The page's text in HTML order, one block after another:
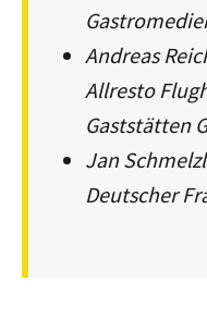
Andreas
Allresto
Gaststätten
Jan
Deutscher